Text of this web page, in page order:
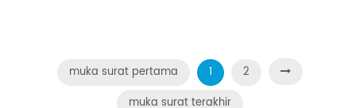
muka surat pertama 1
2
muka surat terakhir